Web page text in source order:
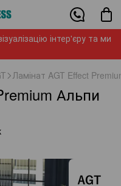
інтер'єру та ми
Ламінат AGT Effect
Альпи